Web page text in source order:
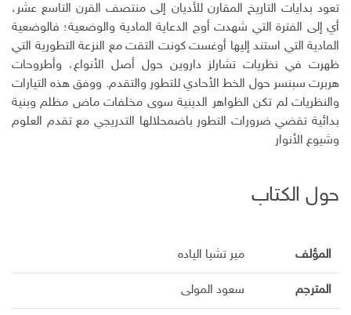
تعود بدايات التاريخ المقارن للأديان إلى منتصف القرن التاسع عشر،
أي إلى الفترة التي شهدت أوج الدعاية المادية والوضعية؛ فالوضعية
المادية التي استند إليها أوغست كونت التقت مع النزعة التطورية التي
ظهرت في نظريات تشارلز داروين حول أصل الأنواع، وأطروحات
هربرت سبنسر حول الخط الأحادي للتطور والتقدم. ووفق هذه التيارات
والنظريات لم تكن الظواهر الدينية سوى مخلفات ماض مظلم وبنية
بدائية تقضي ضرورات التطور باضمحلالها التدريجي مع تقدم العلوم
وشيوع الأنوار
حول الكتاب
المؤلف مير تشيا الياده
المترجم سعود المولى